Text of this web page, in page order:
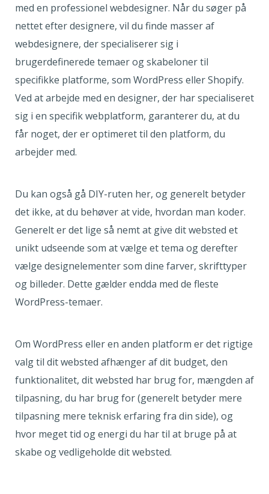
med en professionel webdesigner. Når du søger på
nettet efter designere, vil du finde masser af
webdesignere, der specialiserer sig i
brugerdefinerede temaer og skabeloner til
specifikke platforme, som WordPress eller Shopify.
Ved at arbejde med en designer, der har specialiseret
sig i en specifik webplatform, garanterer du, at du
får noget, der er optimeret til den platform, du
arbejder med.
Du kan også gå DIY-ruten her, og generelt betyder
det ikke, at du behøver at vide, hvordan man koder.
Generelt er det lige så nemt at give dit websted et
unikt udseende som at vælge et tema og derefter
vælge designelementer som dine farver, skrifttyper
og billeder. Dette gælder endda med de fleste
WordPress-temaer.
Om WordPress eller en anden platform er det rigtige
valg til dit websted afhænger af dit budget, den
funktionalitet, dit websted har brug for, mængden af
tilpasning, du har brug for (generelt betyder mere
tilpasning mere teknisk erfaring fra din side), og
hvor meget tid og energi du har til at bruge på at
skabe og vedligeholde dit websted.